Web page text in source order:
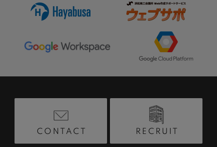
CONTACT RECRUIT